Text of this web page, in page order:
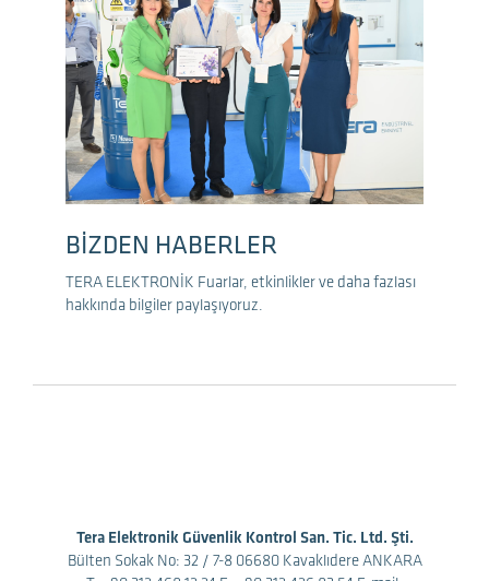
BİZDEN HABERLER
TERA ELEKTRONİK Fuarlar, etkinlikler ve daha fazlası
hakkında bilgiler paylaşıyoruz.
Tera Elektronik Güvenlik Kontrol San. Tic. Ltd. Şti.
Bülten Sokak No: 32 / 7-8 06680 Kavaklıdere ANKARA